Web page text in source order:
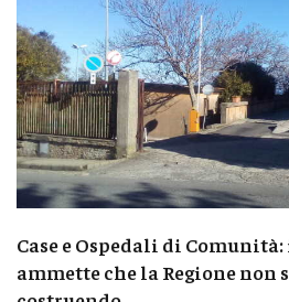
Case e Ospedali di
ammette che la Regione non